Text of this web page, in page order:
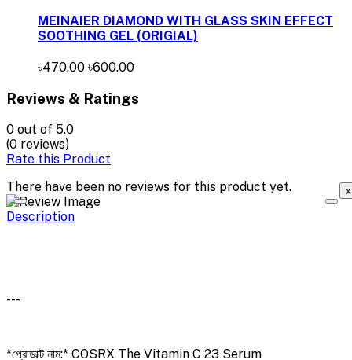
MEINAIER DIAMOND WITH GLASS SKIN EFFECT
SOOTHING GEL (ORIGIAL)
৳470.00 ৳600.00
Reviews & Ratings
0 out of 5.0
(0 reviews)
Rate this Product
There have been no reviews for this product yet.
x
Description
---
*প্রোডাক্ট নাম:* COSRX The Vitamin C 23 Serum